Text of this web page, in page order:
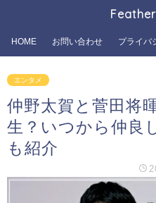
HOME お問い合わせ プライバ
エンタメ
仲野太賀と菅田将
生？いつから仲良
も紹介